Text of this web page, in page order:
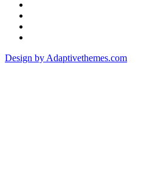
Design by Adaptivethemes.com